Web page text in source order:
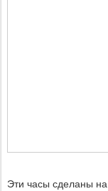
Эти часы сделаны